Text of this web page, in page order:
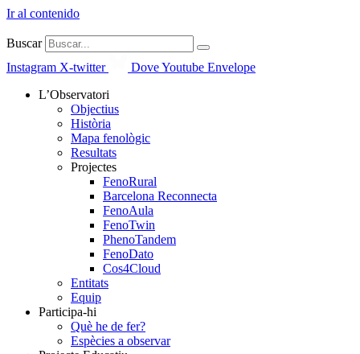
Ir al contenido
Buscar
Instagram X-twitter DoveYoutube Envelope
L’Observatori
Objectius
Història
Mapa fenològic
Resultats
Projectes
FenoRural
Barcelona Reconnecta
FenoAula
FenoTwin
PhenoTandem
FenoDato
Cos4Cloud
Entitats
Equip
Participa-hi
Què he de fer?
Espècies a observar